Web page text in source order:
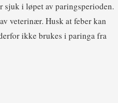
sjuk i løpet av paringsperioden.
veterinær. Husk at feber kan
ikke brukes i paringa fra